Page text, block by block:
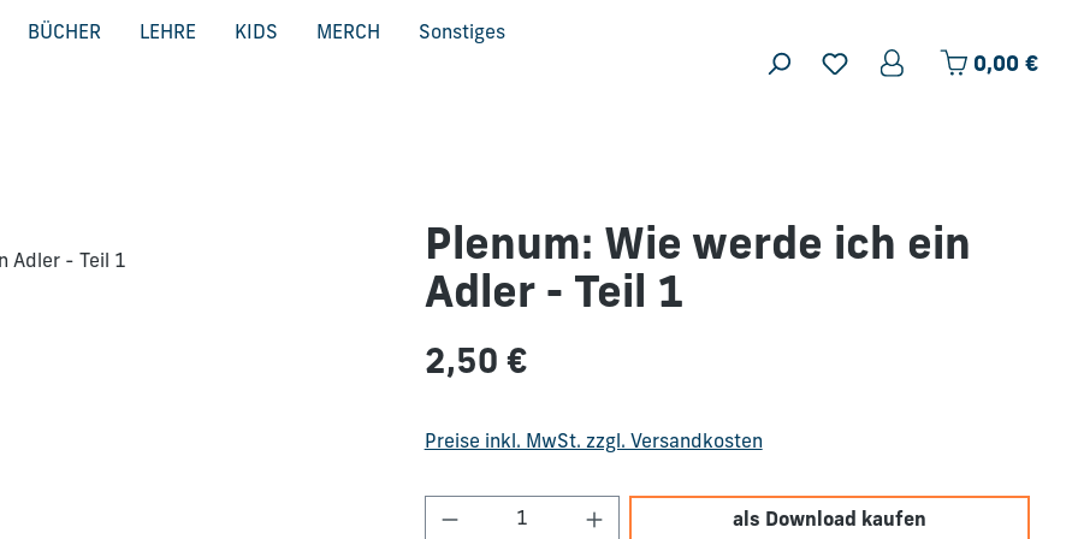
BÜCHER LEHRE KIDS MERCH Sonstiges
0,00 €
Plenum: Wie werde ich ein
Adler - Teil 1
Regulärer Preis:
2,50 €
Preise inkl. MwSt. zzgl. Versandkosten
Produkt Anzahl: Gib den gewünschten Wert
als Download kaufen